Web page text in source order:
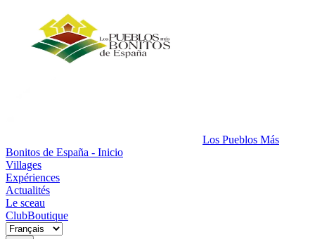
Los Pueblos Más
Bonitos de España - Inicio
Villages
Expériences
Actualités
Le sceau
ClubBoutique